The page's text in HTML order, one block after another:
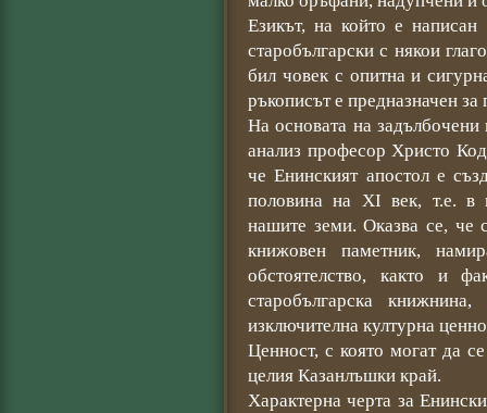
Езикът, на който е
старобългарски с някои
бил човек с опитна и
ръкописът е предназначен
На основата на
анализ професор Христо
че Енинският апостол е
половина на ХІ век, т.е. в
нашите земи. Оказва се, че
книжовен паметник,
обстоятелство, както и
старобългарска
изключителна културна
Ценност, с която могат да
целия Казанлъшки край.
Характерна черта за